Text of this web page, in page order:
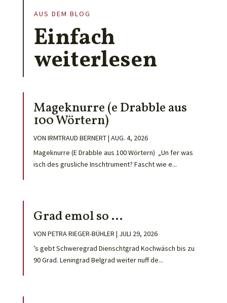
AUS DEM BLOG
Einfach
weiterlesen
Mageknurre (e Drabble aus
100 Wörtern)
VON IRMTRAUD BERNERT| AUG. 4, 2026
Mageknurre (E Drabble aus 100 Wörtern) „Un fer was
isch des grusliche Inschtrument? Fascht wie e...
Grad emol so …
VON PETRA RIEGER-BÜHLER | JULI 29, 2026
’s gebt Schweregrad Dienschtgrad Kochwäsch bis zu
90 Grad. Leningrad Belgrad weiter nuff de...